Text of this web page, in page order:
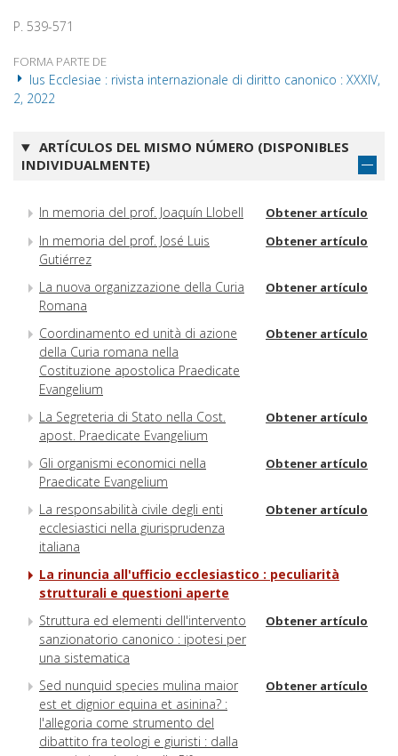
P. 539-571
FORMA PARTE DE
Ius Ecclesiae : rivista internazionale di diritto canonico : XXXIV,
2, 2022
ARTÍCULOS DEL MISMO NÚMERO (DISPONIBLES
INDIVIDUALMENTE)
In memoria del prof. Joaquín Llobell Obtener artículo
In memoria del prof. José Luis
Gutiérrez
Obtener artículo
La nuova organizzazione della Curia
Romana
Obtener artículo
Coordinamento ed unità di azione
della Curia romana nella
Costituzione apostolica Praedicate
Evangelium
Obtener artículo
La Segreteria di Stato nella Cost.
apost. Praedicate Evangelium
Obtener artículo
Gli organismi economici nella
Praedicate Evangelium
Obtener artículo
La responsabilità civile degli enti
ecclesiastici nella giurisprudenza
italiana
Obtener artículo
La rinuncia all'ufficio ecclesiastico : peculiarità
strutturali e questioni aperte
Struttura ed elementi dell'intervento
sanzionatorio canonico : ipotesi per
una sistematica
Obtener artículo
Sed nunquid species mulina maior
est et dignior equina et asinina? :
l'allegoria come strumento del
dibattito fra teologi e giuristi : dalla
Obtener artículo